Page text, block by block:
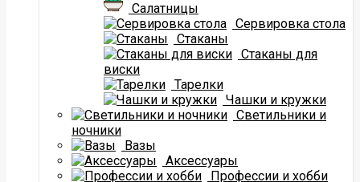
Салатницы
Сервировка стола
Стаканы
Стаканы для
виски
Тарелки
Чашки и кружки
Светильники и
ночники
Вазы
Аксессуары
Профессии и хобби